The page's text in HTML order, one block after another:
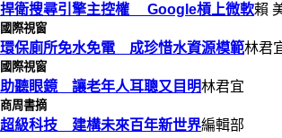
捍衛搜尋引擎主控權 Google槓上微軟賴
國際視窗
環保廁所免水免電 成珍惜水資源模範林君
國際視窗
助聽眼鏡 讓老年人耳聰又目明林君宜
商周書摘
超級科技 建構未來百年新世界編輯部